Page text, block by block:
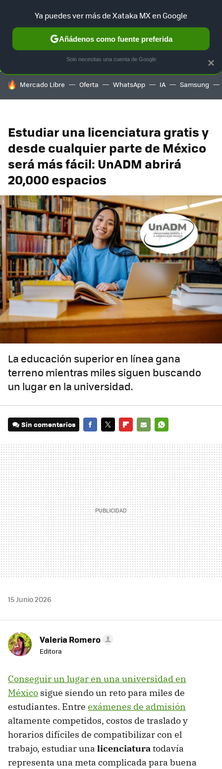
SELECCIÓN GAMING HOME AUTO TERRITORIO
HOY SE HABLA DE
Mercado Libre Oferta WhatsApp IA Samsung
Estudiar una licenciatura gratis y
desde cualquier parte de México
será más fácil: UnADM abrirá
20,000 espacios
La educación superior en línea gana
terreno mientras miles siguen buscando
un lugar en la universidad.
Sin comentarios
MAIL
15 Junio 2026
Valeria Romero
Editora
Conseguir un lugar en una universidad en
México sigue siendo un reto para miles de
estudiantes. Entre exámenes de admisión
altamente competidos, costos de traslado y
horarios difíciles de compatibilizar con el
trabajo, estudiar una licenciaturatodavía
representa una meta complicada para buena
×
Ya puedes ver más de Xataka MX en Google
Añádenos como fuente preferida
Solo necesitas una cuenta de Google